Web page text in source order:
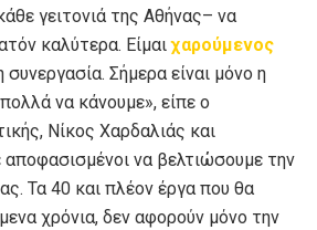
γειτονιά της Αθήνας– να
καλύτερα. Είμαιχαρούμενος
Σήμερα είναι μόνο η
να κάνουμε», είπε ο
Νίκος Χαρδαλιάς και
να βελτιώσουμε την
Τα 40 και πλέον έργα που θα
χρόνια, δεν αφορούν μόνο την